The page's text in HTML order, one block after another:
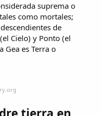
suprema o
como mortales;
de
Cielo) y Ponto (el
Gea es Terra o